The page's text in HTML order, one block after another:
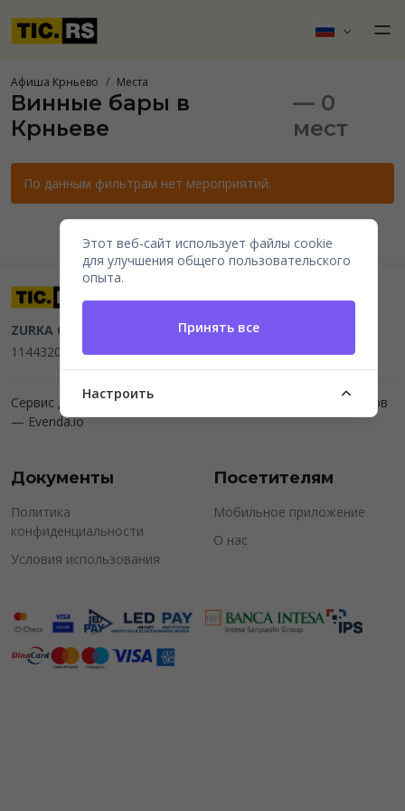
Афиша Крньево Места
Винные бары в
Крньеве
— 0
мест
По данным фильтрам нет мероприятий.
ZURKA CE BITI DOO Beograd, Kraljice Natalije 11
114432064, MB 22023195,mail@tic.rs, +381 63 173 3142
Сервис для организаторов мероприятий и продажи билетов
— Evenda.io
Документы
Политика
конфиденциальности
Условия использования
Посетителям
Мобильное приложение
О нас
Этот веб-сайт использует файлы cookie
для улучшения общего пользовательского
опыта.
Принять все
Настроить